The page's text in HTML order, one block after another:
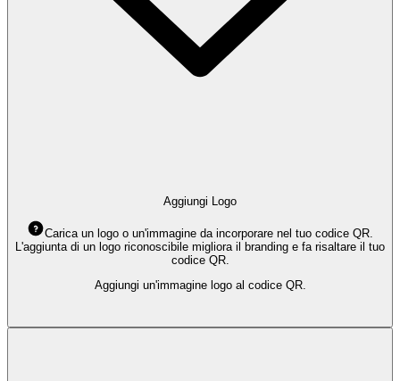
Aggiungi Logo
Carica un logo o un'immagine da incorporare nel tuo codice QR.
L'aggiunta di un logo riconoscibile migliora il branding e fa risaltare il tuo
codice QR.
Aggiungi un'immagine logo al codice QR.